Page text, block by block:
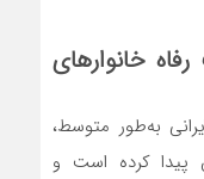
خانوارهای
به‌‌‌‌‌‌طور متوسط،
کاهش پیدا کرده است و